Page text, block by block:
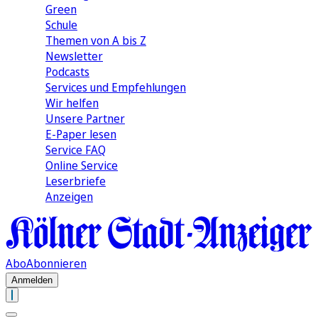
Green
Schule
Themen von A bis Z
Newsletter
Podcasts
Services und Empfehlungen
Wir helfen
Unsere Partner
E-Paper lesen
Service FAQ
Online Service
Leserbriefe
Anzeigen
AboAbonnieren
Anmelden